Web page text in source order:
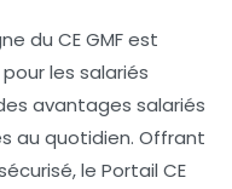
du CE GMF est
les salariés
avantages salariés
au quotidien. Offrant
le Portail CE